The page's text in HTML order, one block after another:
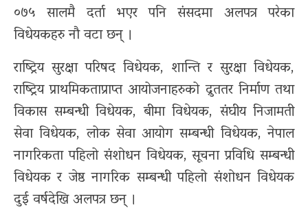
०७५ सालमै दर्ता भएर पनि संसदमा अलपत्र परेका
विधेयकहरु नौ वटा छन् ।
राष्ट्रिय सुरक्षा परिषद विधेयक, शान्ति र सुरक्षा विधेयक,
राष्ट्रिय प्राथमिकताप्राप्त आयोजनाहरुको द्रुततर निर्माण तथा
विकास सम्बन्धी विधेयक, बीमा विधेयक, संघीय निजामती
सेवा विधेयक, लोक सेवा आयोग सम्बन्धी विधेयक, नेपाल
नागरिकता पहिलो संशोधन विधेयक, सूचना प्रविधि सम्बन्धी
विधेयक र जेष्ठ नागरिक सम्बन्धी पहिलो संशोधन विधेयक
दुई वर्षदेखि अलपत्र छन् ।